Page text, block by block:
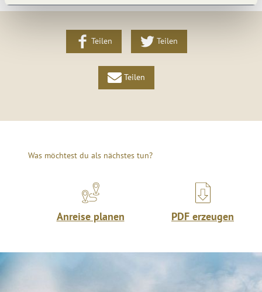
Teilen Teilen
Teilen
Was möchtest du als nächstes tun?
Anreise planen PDF erzeugen